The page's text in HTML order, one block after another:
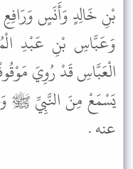
بْنِ خَالِدٍ وَأَنَسٍ
وَعَبَّاسِ بْنِ عَبْدِ
الْعَبَّاسِ قَدْ رُوِيَ
يَسْمَعْ مِنَ النَّبِيِّ ﷺ
عنه .